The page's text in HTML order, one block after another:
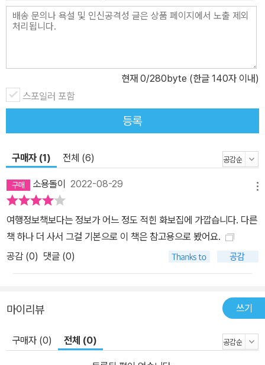
2022-2023 최신 개정판으로 출간되었습니다. 많은 독자분의 사랑
과 관심에 본 개정판에서는 파리의 바뀐 최신 정보들을 새롭게 채워
가까이, 그리고 조금 더 깊고 정확하게 담았습니다. 파리에 살며 틈틈
이 카메라를 들고 나선 저자는 꾸미지 않아도 멋스러운 파리의 민낯
을 열심히 담고, 파리에서 태어나고 자란 로컬들이 직접 운영하는 동
네 투어에도 참가해 그들의 일상 이야기를 귀담아듣고 이 책에 녹아
지인들의 인터뷰 글을 통해, 정확한 정보는 물론 그들의 마음까지도
폿 등을 담은 이 책을 통해 여행의 즐거움을 발견할 수 있는 다양한 방
법들을 만나보시길 바랍니다. 출판사 서평 “파리지앵이 되는 것은 파
리에서 태어나는 것이 아니라, 파리에서 ‘다시’ 태어나는 것이다.” ◇
파리지앵, 평범한 일상도 특별하게 만드는 그들만의 라이프 스타일
파리가 여행자들의 성지로 꾸준한 인기를 이어오는 동안 ‘파리지
앵’은 시크함의 대명사로 자리매김했습니다. 물론 그 이미지는 텔레
아닐 것입니다. 직접 파리를 가 본 사람만이 느낄 수 있는, 평범한 일
하루 건너 하루는 먹구름이 가득한 겨울에도 우산을 쓰지 않은 채 축
현재 0/280byte (한글 140자 이내)
스포일러 포함
등록
구매자 (1) 전체 (6)
소용돌이 2022-08-29
여행정보책보다는 정보가 어느 정도 적힌 화보집에 가깝습니다. 다른
책 하나 더 사서 그걸 기본으로 이 책은 참고용으로 봤어요.
공감 (0) 댓글 (0)
마이리뷰 쓰기
구매자 (0) 전체 (0)